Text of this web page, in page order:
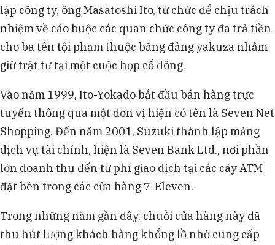
lập công ty, ông Masatoshi Ito, từ chức để chịu trách
nhiệm về cáo buộc các quan chức công ty đã trả tiền
cho ba tên tội phạm thuộc băng đảng yakuza nhằm
giữ trật tự tại một cuộc họp cổ đông.
Vào năm 1999, Ito-Yokado bắt đầu bán hàng trực
tuyến thông qua một đơn vị hiện có tên là Seven Net
Shopping. Đến năm 2001, Suzuki thành lập mảng
dịch vụ tài chính, hiện là Seven Bank Ltd., nơi phần
lớn doanh thu đến từ phí giao dịch tại các cây ATM
đặt bên trong các cửa hàng 7-Eleven.
Trong những năm gần đây, chuỗi cửa hàng này đã
thu hút lượng khách hàng khổng lồ nhờ cung cấp